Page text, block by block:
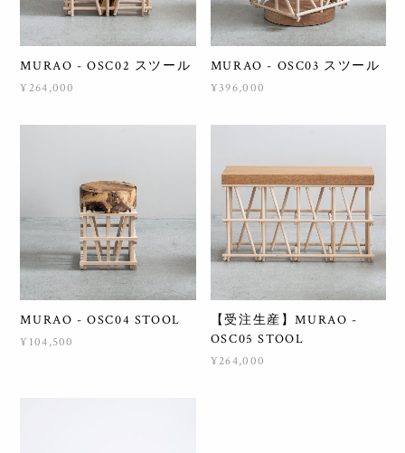
MURAO - OSC02 スツール
¥264,000
MURAO - OSC03 スツール
¥396,000
MURAO - OSC04 STOOL
¥104,500
【受注生産】MURAO -
OSC05 STOOL
¥264,000